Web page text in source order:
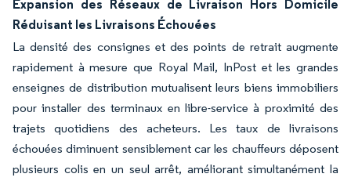
Expansion des Réseaux de Livraison Hors Domicile
Réduisant les Livraisons Échouées
La densité des consignes et des points de retrait augmente
rapidement à mesure que Royal Mail, InPost et les grandes
enseignes de distribution mutualisent leurs biens immobiliers
pour installer des terminaux en libre-service à proximité des
trajets quotidiens des acheteurs. Les taux de livraisons
échouées diminuent sensiblement car les chauffeurs déposent
plusieurs colis en un seul arrêt, améliorant simultanément la